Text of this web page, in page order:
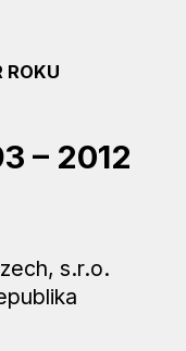
ROKU
– 2012
s.r.o.